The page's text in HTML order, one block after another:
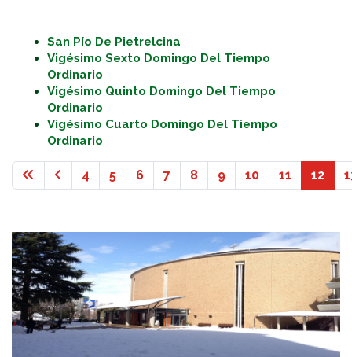
San Pío De Pietrelcina
Vigésimo Sexto Domingo Del Tiempo
Ordinario
Vigésimo Quinto Domingo Del Tiempo
Ordinario
Vigésimo Cuarto Domingo Del Tiempo
Ordinario
Página 12 de 13
4 5 6 7 8 9 10 11 12